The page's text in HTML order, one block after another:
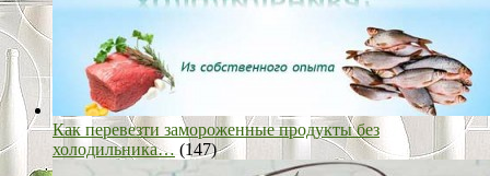
Как перевезти замороженные продукты без
холодильника… (147)